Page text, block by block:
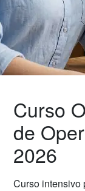
Curso
de
2026
Curso intensivo